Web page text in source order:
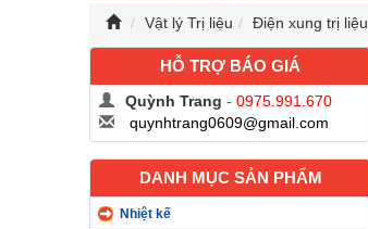
Vật lý Trị liệu Điện xung trị liệu
HỖ TRỢ BÁO GIÁ
Quỳnh Trang - 0975.991.670
quynhtrang0609@gmail.com
DANH MỤC SẢN PHẨM
Nhiệt kế